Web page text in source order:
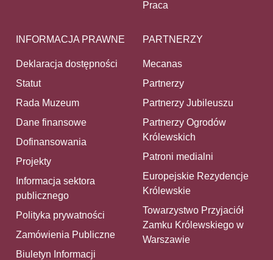
Praca
INFORMACJA PRAWNE
Deklaracja dostępności
Statut
Rada Muzeum
Dane finansowe
Dofinansowania
Projekty
Informacja sektora
publicznego
Polityka prywatności
Zamówienia Publiczne
Biuletyn Informacji
PARTNERZY
Mecanas
Partnerzy
Partnerzy Jubileuszu
Partnerzy Ogrodów
Królewskich
Patroni medialni
Europejskie Rezydencje
Królewskie
Towarzystwo Przyjaciół
Zamku Królewskiego w
Warszawie